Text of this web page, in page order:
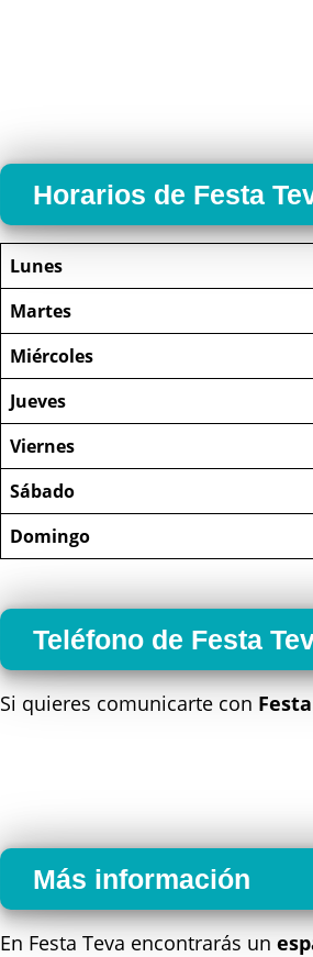
Horarios de Festa
Lunes
Martes
Miércoles
Jueves
Viernes
Sábado
Domingo
Teléfono de Festa
Si quieres comunicarte con
Más información
En Festa Teva encontrarás un